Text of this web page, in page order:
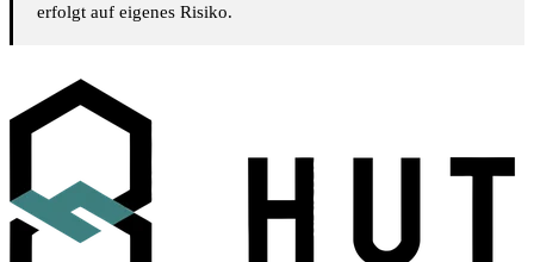
erfolgt auf eigenes Risiko.